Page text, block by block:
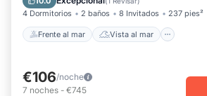
4 Dormitorios 2 baños 8 Invitados 237 pies²
Frente al mar Vista al mar
€106/noche
7 noches - €745